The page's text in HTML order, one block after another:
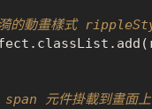
的動畫樣式
元件掛載到畫面